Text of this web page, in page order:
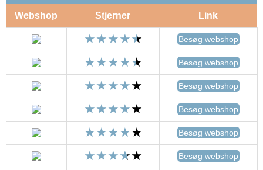
Webshop Stjerner Link
Besøg webshop
Besøg webshop
Besøg webshop
Besøg webshop
Besøg webshop
Besøg webshop